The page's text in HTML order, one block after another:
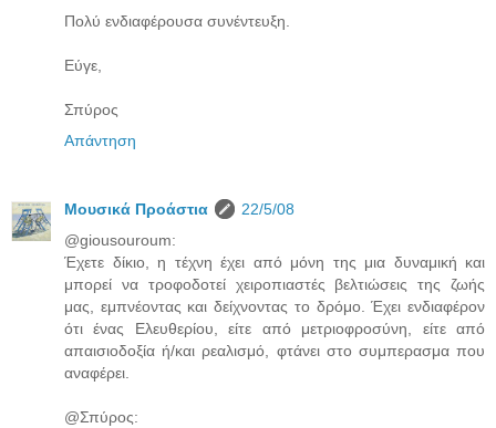
Πολύ ενδιαφέρουσα συνέντευξη.
Εύγε,
Σπύρος
Απάντηση
Μουσικά Προάστια
22/5/08
@giousouroum:
Έχετε δίκιο, η τέχνη έχει από μόνη της μια δυναμική και
μπορεί να τροφοδοτεί χειροπιαστές βελτιώσεις της ζωής
μας, εμπνέοντας και δείχνοντας το δρόμο. Έχει ενδιαφέρον
ότι ένας Ελευθερίου, είτε από μετριοφροσύνη, είτε από
απαισιοδοξία ή/και ρεαλισμό, φτάνει στο συμπερασμα που
αναφέρει.
@Σπύρος: